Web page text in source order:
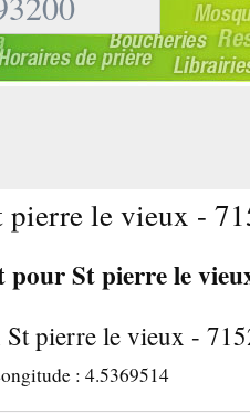
pierre le vieux -
pour St pierre le
St pierre le vieux -
: 4.5369514